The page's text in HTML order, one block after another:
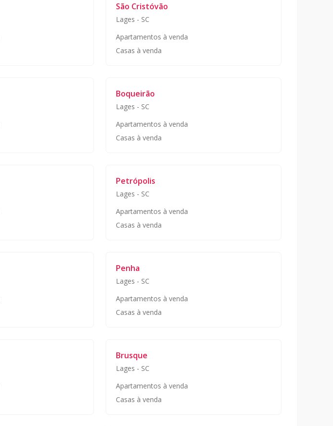
São Cristóvão
Lages - SC
Apartamentos à venda
Casas à venda
Boqueirão
Lages - SC
Apartamentos à venda
Casas à venda
Petrópolis
Lages - SC
Apartamentos à venda
Casas à venda
Penha
Lages - SC
Apartamentos à venda
Casas à venda
Brusque
Lages - SC
Apartamentos à venda
Casas à venda